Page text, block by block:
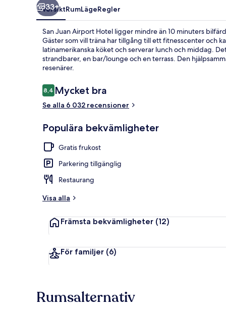
33+
ÖversiktRumLägeRegler
San Juan Airport Hotel ligger mindre än 10 minuters
Gäster som vill träna har tillgång till ett fitnesscenter och
latinamerikanska köket och serverar lunch och middag.
strandbarer, en bar/lounge och en terrass. Den
resenärer.
Recensioner
8,48,4 av 10,
Mycket bra
Se alla 6 032 recensioner
Populära bekvämligheter
Gratis frukost
Parkering tillgänglig
Restaurang
Visa alla
Främsta bekvämligheter (12)
För familjer (6)
Rumsalternativ